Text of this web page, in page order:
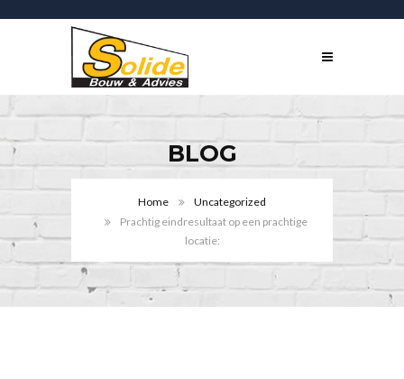
BLOG
Home
Uncategorized
Prachtig eindresultaat op een prachtige
locatie: